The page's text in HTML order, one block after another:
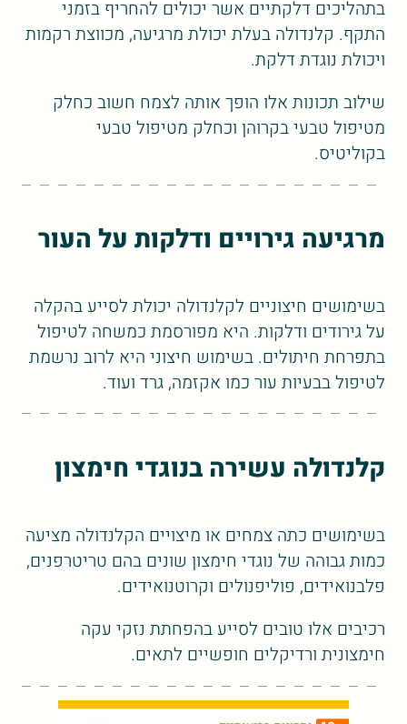
בתהליכים דלקתיים אשר יכולים להחריף בזמני
התקף. קלנדולה בעלת יכולת מרגיעה, מכווצת רקמות
ויכולת נוגדת דלקת.
שילוב תכונות אלו הופך אותה לצמח חשוב כחלק
מטיפול טבעי בקרוהן וכחלק מטיפול טבעי
בקוליטיס.
מרגיעה גירויים ודלקות על העור
בשימושים חיצוניים לקלנדולה יכולת לסייע בהקלה
על גירודים ודלקות. היא מפורסמת כמשחה לטיפול
בתפרחת חיתולים. בשימוש חיצוני היא לרוב נרשמת
לטיפול בבעיות עור כמו אקזמה, גרד ועוד.
קלנדולה עשירה בנוגדי חימצון
בשימושים כתה צמחים או מיצויים הקלנדולה מציעה
כמות גבוהה של נוגדי חימצון שונים בהם טריטרפנים,
פלבנואידים, פוליפנולים וקרוטנואידים.
רכיבים אלו טובים לסייע בהפחתת נזקי עקה
חימצונית ורדיקלים חופשיים לתאים.